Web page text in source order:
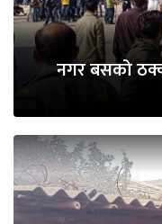
नगर बसको